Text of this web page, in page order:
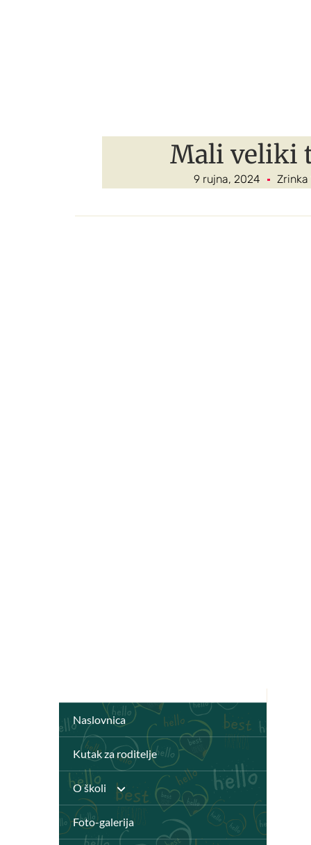
Mali veliki
9 rujna, 2024 Zrinka
Naslovnica
Kutak za roditelje
O školi
Anž Frankopan
Foto-galerija